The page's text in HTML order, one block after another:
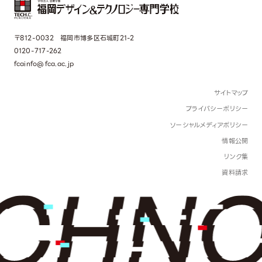
〒812-0032 福岡市博多区石城町21-2
0120-717-262
fcainfo@fca.ac.jp
サイトマップ
プライバシーポリシー
ソーシャルメディアポリシー
情報公開
リンク集
資料請求